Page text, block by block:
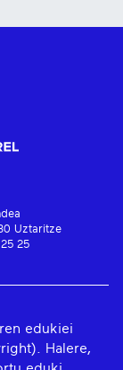
Uztaritze
25
edukiei
Halere,